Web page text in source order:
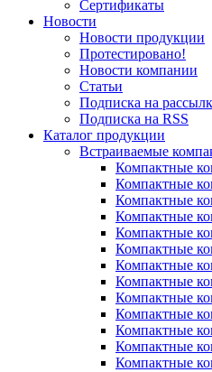
Сертификаты
Новости
Новости продукции
Протестировано!
Новости компании
Статьи
Подписка на
Подписка на RSS
Каталог продукции
Встраиваемые
Компактные
Компактные
Компактные
Компактные
Компактные
Компактные
Компактные
Компактные
Компактные
Компактные
Компактные
Компактные
Компактные